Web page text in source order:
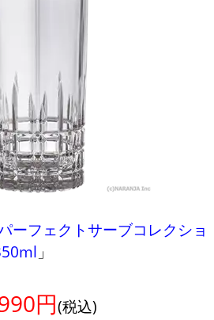
ーフェクトサーブコレクショ
」
円(税込)